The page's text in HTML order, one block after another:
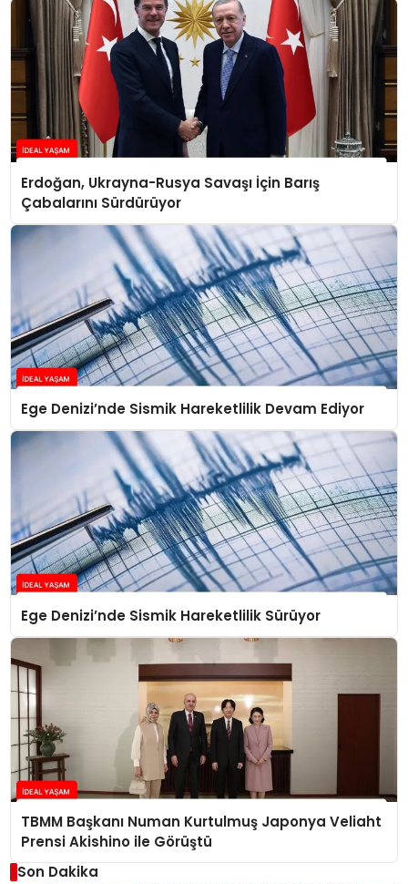
Erdoğan, Ukrayna-Rusya Savaşı İçin Barış
Çabalarını Sürdürüyor
Ege Denizi’nde Sismik Hareketlilik Devam Ediyor
Ege Denizi’nde Sismik Hareketlilik Sürüyor
TBMM Başkanı Numan Kurtulmuş Japonya Veliaht
Prensi Akishino ile Görüştü
Son Dakika